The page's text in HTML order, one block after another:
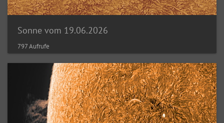
Sonne vom 19.06.2026
797 Aufrufe